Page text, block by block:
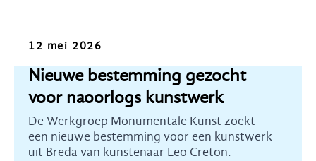
Oproep
12 mei 2026
Nieuwe bestemming gezocht
voor naoorlogs kunstwerk
De Werkgroep Monumentale Kunst zoekt
een nieuwe bestemming voor een kunstwerk
uit Breda van kunstenaar Leo Creton.